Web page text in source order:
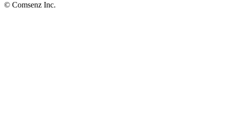
© Comsenz Inc.